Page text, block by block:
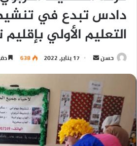
دادس تبدع في
التعليم الأولي بإقليم
حسن 17 يناير، 2022 638